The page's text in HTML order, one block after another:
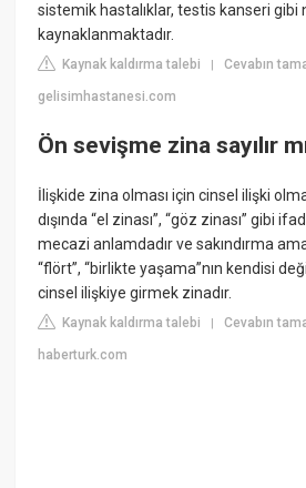
sistemik hastalıklar, testis kanseri gibi
kaynaklanmaktadır.
Kaynak kaldırma talebi |Cevabın
gelisimhastanesi.com
Ön sevişme zina sayılır
İlişkide zina olması için cinsel ilişki
dışında “el zinası”, “göz zinası” gibi
mecazi anlamdadır ve sakındırma
“flört”, “birlikte yaşama”nın kendisi
cinsel ilişkiye girmek zinadır.
Kaynak kaldırma talebi |Cevabın
haberturk.com